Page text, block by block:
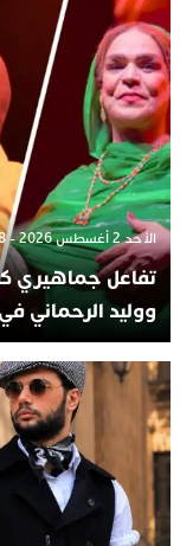
الأحد 2 أغسطس 2026 - 20:48
تفاعل جماهيري
ووليد الرحماني